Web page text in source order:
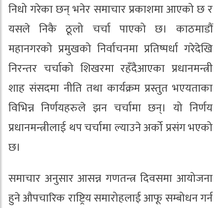
निधो गरेका छन् भनेर समाचार प्रकाशमा आएको छ र
यसले निकै ठूलो चर्चा पाएको छ। काठमाडौं
महानगरको प्रमुखको निर्वाचनमा प्रतिष्पर्धा गरेदेखि
निरन्तर चर्चाको शिखरमा रहँदैआएका प्रधानमन्त्री
शाह संसदमा नीति तथा कार्यक्रम प्रस्तुत भएयताका
विभिन्न निर्णयहरुले झन चर्चामा छन्। यो निर्णय
प्रधानमन्त्रीलाई थप चर्चामा ल्याउने अर्को प्रसंग भएको
छ।
समाचार अनुसार आसन्न गणतन्त्र दिवसमा आयोजना
हुने औपचारिक राष्ट्रिय समारोहलाई आफू सम्बोधन गर्न